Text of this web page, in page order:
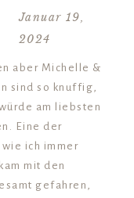
Januar 19,
2024
aber Michelle &
sind so knuffig,
am liebsten
Eine der
ich immer
mit den
gefahren,